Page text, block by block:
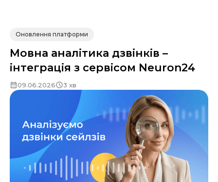
Оновлення платформи
Мовна аналітика дзвінків –
інтеграція з сервісом Neuron24
09.06.2026 3 хв